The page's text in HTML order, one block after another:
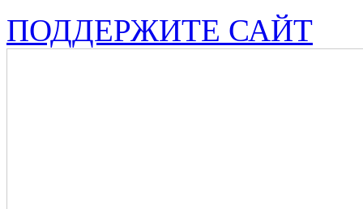
ПОДДЕРЖИТЕ САЙТ